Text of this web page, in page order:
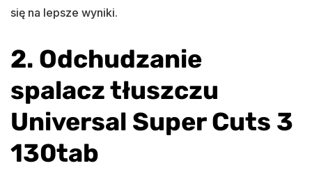
się na lepsze wyniki.
2. Odchudzanie
spalacz tłuszczu
Universal Super Cuts 3
130tab